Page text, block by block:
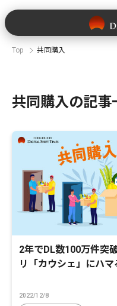
Top 共同購入
共同購入の記事
2年でDL数100万件突
リ「カウシェ」にハマ
2022/12/8